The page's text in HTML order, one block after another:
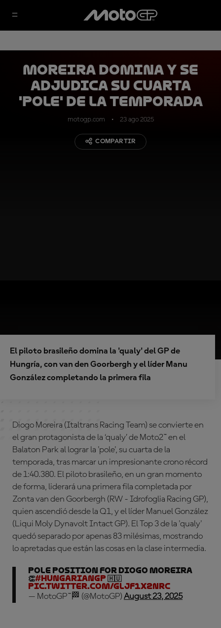
Moreira domina y se
adjudica su cuarta
'pole' de la temporada
motogp.com 23 ago 2025
COMPARTIR
El piloto brasileño domina la 'qualy' del GP de
Hungría, con van den Goorbergh y el líder Manu
González completando la primera fila
Diogo Moreira (Italtrans Racing Team) se convierte en
el gran protagonista de la ‘qualy’ de Moto2™ en el
Balaton Park al lograr la 'pole', su cuarta de la
temporada, tras marcar un impresionante crono récord
de 1:40.380. El piloto brasileño, en un gran momento
de forma, liderará una primera fila completada por
Zonta van den Goorbergh (RW - Idrofoglia Racing GP),
quien ascendió desde la Q1, y el líder Manuel González
(Liqui Moly Dynavolt Intact GP). El Top 3 de la 'qualy'
quedó separado por apenas 83 milésimas, mostrando
lo apretadas que están las cosas en la clase intermedia.
POLE POSITION for Diogo Moreira
👏#HungarianGP 🇭🇺
pic.twitter.com/GLjF1X2NRC
— MotoGP™🏁 (@MotoGP) August 23, 2025